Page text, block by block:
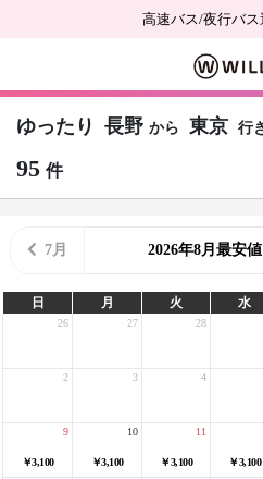
高速バス/夜行バ
ゆったり 長野 から 東京 行
95 件
7月 2026年8月最安
日 月 火 水
26 27 28
2 3 4
￥3,100
9
￥3,100
10
￥3,100
11
￥3,100